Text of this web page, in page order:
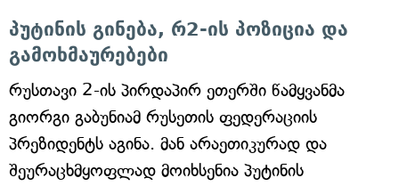
პუტინის გინება, რ2-ის პოზიცია და
გამოხმაურებები
რუსთავი 2-ის პირდაპირ ეთერში წამყვანმა
გიორგი გაბუნიამ რუსეთის ფედერაციის
პრეზიდენტს აგინა. მან არაეთიკურად და
შეურაცხმყოფლად მოიხსენია პუტინის